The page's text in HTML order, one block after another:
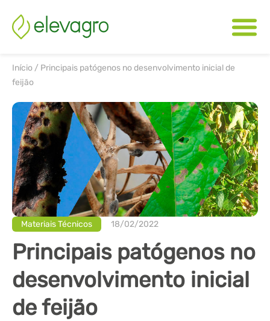
Início / Principais patógenos no desenvolvimento inicial de
feijão
Materiais Técnicos 18/02/2022
Principais patógenos no
desenvolvimento inicial
de feijão